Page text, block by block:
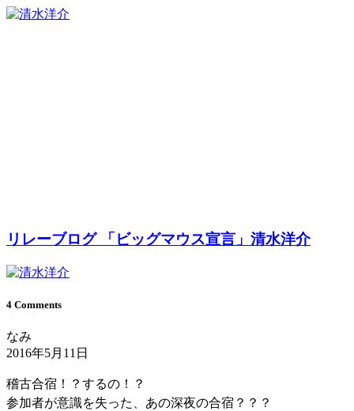
リレーブログ 「ビッグマウス宣言」清水洋介
4 Comments
なみ
2016年5月11日
稽古合宿！？するの！？
参加者が意識を失った、あの深夜の合宿？？？